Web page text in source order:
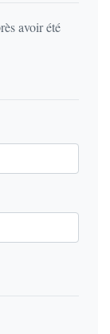
avoir été